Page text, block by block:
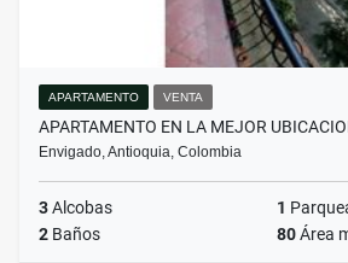
APARTAMENTO VENTA
APARTAMENTO EN LA MEJOR
Envigado, Antioquia, Colombia
3Alcobas 1
2 Baños 80Área